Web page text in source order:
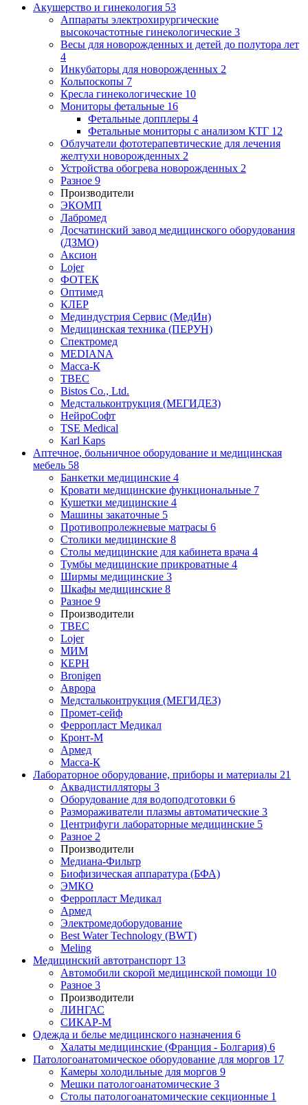
Акушерство и гинекология 53
Аппараты электрохирургические
высокочастотные гинекологические 3
Весы для новорожденных и детей до полутора лет
4
Инкубаторы для новорожденных 2
Кольпоскопы 7
Кресла гинекологические 10
Мониторы фетальные 16
Фетальные допплеры 4
Фетальные мониторы с анализом КТГ 12
Облучатели фототерапевтические для лечения
желтухи новорожденных 2
Устройства обогрева новорожденных 2
Разное 9
Производители
ЭКОМП
Лабромед
Досчатинский завод медицинского оборудования
(ДЗМО)
Аксион
Lojer
ФОТЕК
Оптимед
КЛЕР
Мединдустрия Сервис (МедИн)
Медицинская техника (ПЕРУН)
Спектромед
MEDIANA
Масса-К
ТВЕС
Bistos Co., Ltd.
Медстальконтрукция (МЕГИДЕЗ)
НейроСофт
TSE Medical
Karl Kaps
Аптечное, больничное оборудование и медицинская
мебель 58
Банкетки медицинские 4
Кровати медицинские функциональные 7
Кушетки медицинские 4
Машины закаточные 5
Противопролежневые матрасы 6
Столики медицинские 8
Столы медицинские для кабинета врача 4
Тумбы медицинские прикроватные 4
Ширмы медицинские 3
Шкафы медицинские 8
Разное 9
Производители
ТВЕС
Lojer
МИМ
КЕРН
Bronigen
Аврора
Медстальконтрукция (МЕГИДЕЗ)
Промет-сейф
Ферропласт Медикал
Кронт-М
Армед
Масса-К
Лабораторное оборудование, приборы и материалы 21
Аквадистилляторы 3
Оборудование для водоподготовки 6
Размораживатели плазмы автоматические 3
Центрифуги лабораторные медицинские 5
Разное 2
Производители
Медиана-Фильтр
Биофизическая аппаратура (БФА)
ЭМКО
Ферропласт Медикал
Армед
Электромедоборудование
Best Water Technology (BWT)
Meling
Медицинский автотранспорт 13
Автомобили скорой медицинской помощи 10
Разное 3
Производители
ЛИНГАС
СИКАР-М
Одежда и белье медицинского назначения 6
Халаты медицинские (Франция - Болгария) 6
Патологоанатомическое оборудование для моргов 17
Камеры холодильные для моргов 9
Мешки патологоанатомические 3
Столы патологоанатомические секционные 1